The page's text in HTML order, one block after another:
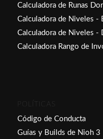
Calculadora de Runas
Calculadora de Niveles -
Calculadora de Niveles -
Calculadora Rango de
POLÍTICAS
Código de Conducta
Guías y Builds de Nioh 3